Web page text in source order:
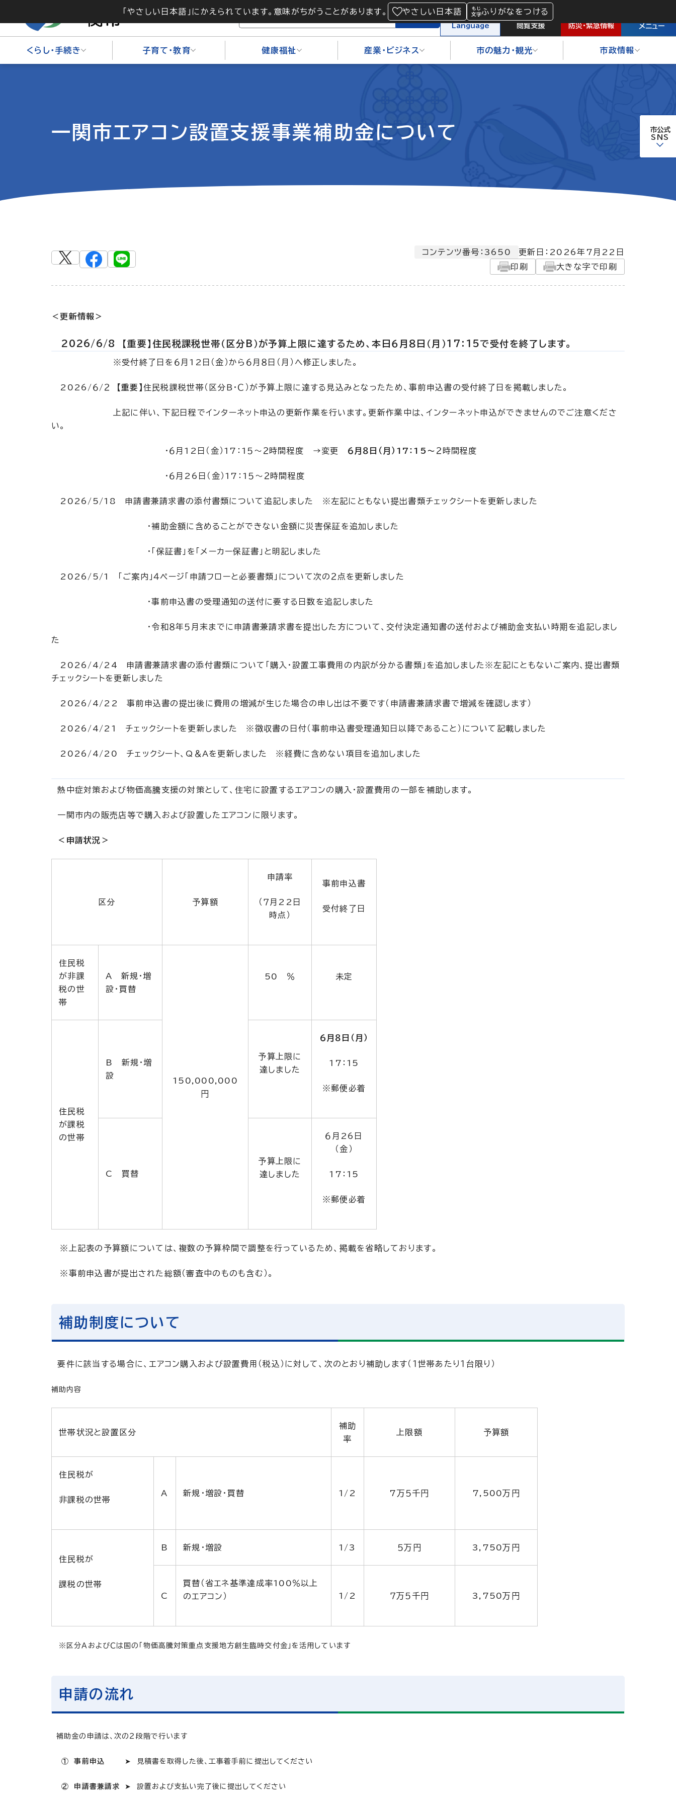
「やさしい日本語」にかえられています。意味がちがうことがあります。 やさしい日本語 ふりがなをつける
検索
Language 閲覧支援 防災・緊急情報 メニュー
くらし・手続き 子育て・教育 健康福祉 産業・ビジネス 市の魅力・観光 市政情報
市公式
SNS
一関市エアコン設置支援事業補助金について
コンテンツ番号：3650 更新日： 2026年7月22日
印刷
大きな字で印刷
＜更新情報＞
2026/6/8 【重要】住民税課税世帯（区分B）が予算上限に達するため、本日６月８日（月）17：15で受付を終了します。
※受付終了日を６月12日（金）から６月８日（月）へ修正しました。
2026/６/２ 【重要】 住民税課税世帯（区分Ｂ・Ｃ）が予算上限に達する見込みとなったため、事前申込書の受付終了日を掲載しました。
上記に伴い、下記日程でインターネット申込の更新作業を行います。更新作業中は、インターネット申込ができませんのでご注意くださ
い。
・６月12日（金）17：1５～２時間程度 →変更 ６月８日（月）17：15～ ２時間程度
・６月26日（金）17：1５～２時間程度
2026/5/18 申請書兼請求書の添付書類について追記しました ※左記にともない提出書類チェックシートを更新しました
・補助金額に含めることができない金額に災害保証を追加しました
・「保証書」を「メーカー保証書」と明記しました
2026/5/1 「ご案内」４ページ「申請フローと必要書類」について次の２点を更新しました
・事前申込書の受理通知の送付に要する日数を追記しました
・令和８年５月末までに申請書兼請求書を提出した方について、交付決定通知書の送付および補助金支払い時期を追記しまし
た
2026/4/24
申請書兼請求書の添付書類について「購入・設置工事費用の内訳が分かる書類」を追加しました※左記にともないご案内、提出書類
チェックシートを更新しました
2026/4/22 事前申込書の提出後に費用の増減が生じた場合の申し出は不要です（申請書兼請求書で増減を確認します）
2026/4/21 チェックシートを更新しました ※徴収書の日付（事前申込書受理通知日以降であること）について記載しました
2026/4/20 チェックシート、Q＆Aを更新しました ※経費に含めない項目を追加しました
熱中症対策および物価高騰支援の対策として、住宅に設置するエアコンの購入・設置費用の一部を補助します。
一関市内の販売店等で購入および設置したエアコンに限ります。
＜申請状況＞
区分 予算額
申請率
（７月22日
時点）
事前申込書
受付終了日
住民税
が非課
税の世
帯
A 新規・増
設・買替
150,000,000
円
50 ％ 未定
住民税
が課税
の世帯
B 新規・増
設
予算上限に
達しました
６月８日（月）
17：15
※郵便必着
C 買替
予算上限に
達しました
６月26日
（金）
17：15
※郵便必着
※上記表の予算額については、複数の予算枠間で調整を行っているため、掲載を省略しております。
※事前申込書が提出された総額（審査中のものも含む）。
補助制度について
要件に該当する場合に、エアコン購入および設置費用（税込）に対して、次のとおり補助します（１世帯あたり１台限り）
補助内容
世帯状況と設置区分
補助
率
上限額 予算額
住民税が
非課税の世帯
A 新規・増設・買替 1/2 7万５千円 7,500万円
住民税が
課税の世帯
B 新規・増設 1/3 ５万円 3,750万円
C
買替（省エネ基準達成率100％以上
のエアコン）
1/2 ７万５千円 3,750万円
※区分ＡおよびＣは国の「物価高騰対策重点支援地方創生臨時交付金」を活用しています
申請の流れ
補助金の申請は、次の２段階で行います
① 事前申込 ➤ 見積書を取得した後、工事着手前に提出してください
② 申請書兼請求 ➤ 設置および支払い完了後に提出してください